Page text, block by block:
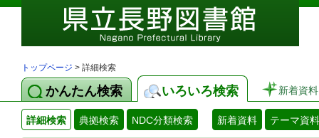
トップページ > 詳細検索
かんたん検索 いろいろ検索 新着資料
詳細検索 典拠検索 NDC分類検索 新着資料 テーマ資料